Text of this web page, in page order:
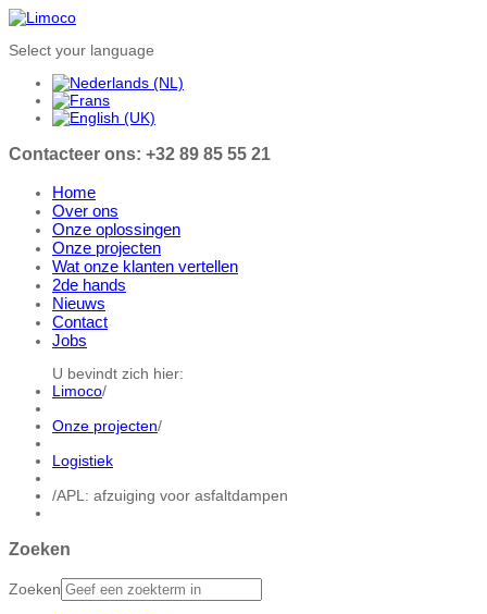
Select your language
Contacteer ons: +32 89 85 55 21
Home
Over ons
Onze oplossingen
Onze projecten
Wat onze klanten vertellen
2de hands
Nieuws
Contact
Jobs
U bevindt zich hier:
Limoco/
Onze projecten/
Logistiek
/APL: afzuiging voor asfaltdampen
Zoeken
Zoeken